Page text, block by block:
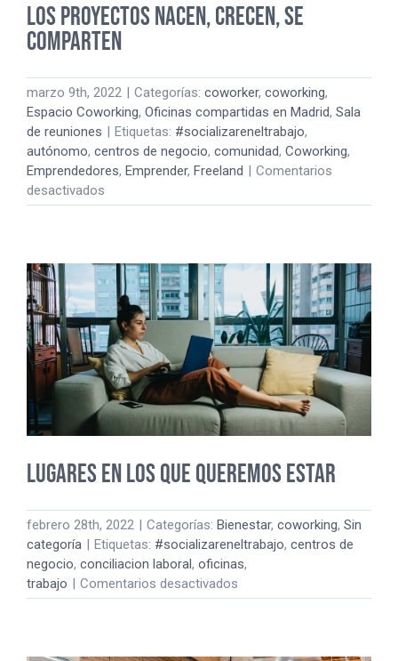
Los proyectos nacen, crecen, se
comparten
marzo 9th, 2022 | Categorías: coworker, coworking,
Espacio Coworking, Oficinas compartidas en Madrid, Sala
de reuniones | Etiquetas: #socializareneltrabajo,
autónomo, centros de negocio, comunidad, Coworking,
Emprendedores, Emprender, Freeland | Comentarios
desactivados
Los
crecen,
se
comparten
Lugares en los que queremos estar
febrero 28th, 2022 | Categorías: Bienestar, coworking, Sin
categoría | Etiquetas: #socializareneltrabajo, centros de
negocio, conciliacion laboral, oficinas,
trabajo | Comentarios desactivados
Lugares